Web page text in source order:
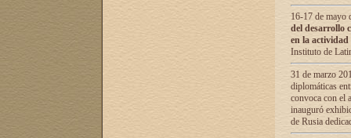
16-17 de mayo
del desarrollo
en la
Instituto de
31 de marzo
diplomáticas
convoca con el
inauguró
de Rusia